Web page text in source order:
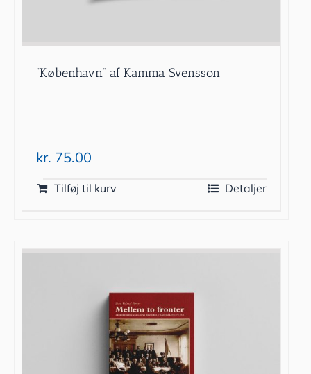
”København” af Kamma Svensson
kr. 75.00
Tilføj til kurv Detaljer